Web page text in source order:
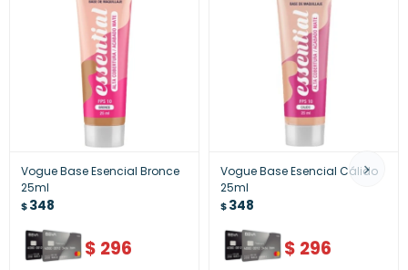
Vogue Base Esencial Bronce
25ml
$348
$ 296
Vogue Base Esencial Cálido
25ml
$348
$ 296